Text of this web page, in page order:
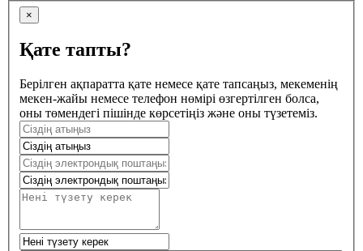
×
Қате тапты?
Берілген ақпаратта қате немесе қате тапсаңыз, мекеменің
мекен-жайы немесе телефон нөмірі өзгертілген болса,
оны төмендегі пішінде көрсетіңіз және оны түзетеміз.